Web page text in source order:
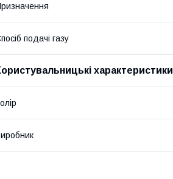
подачі газу
характеристики